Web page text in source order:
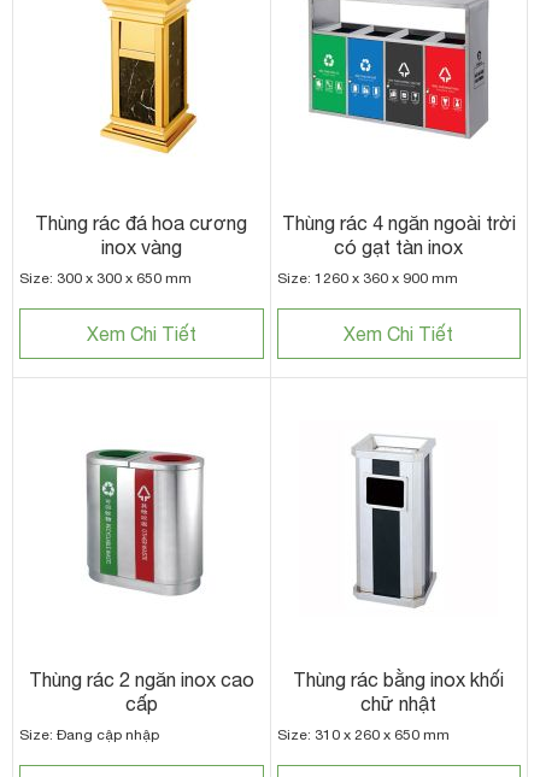
Thùng rác đá hoa cương
inox vàng
Size: 300 x 300 x 650 mm
Xem Chi Tiết
Thùng rác 4 ngăn ngoài trời
có gạt tàn inox
Size: 1260 x 360 x 900 mm
Xem Chi Tiết
Thùng rác 2 ngăn inox cao
cấp
Size: Đang cập nhập
Thùng rác bằng inox khối
chữ nhật
Size: 310 x 260 x 650 mm